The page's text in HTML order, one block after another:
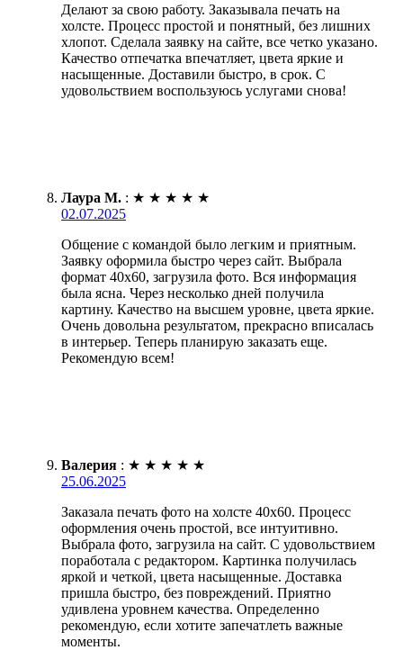
Делают за свою работу. Заказывала печать на
холсте. Процесс простой и понятный, без лишних
хлопот. Сделала заявку на сайте, все четко указано.
Качество отпечатка впечатляет, цвета яркие и
насыщенные. Доставили быстро, в срок. С
удовольствием воспользуюсь услугами снова!
Лаура М. : ★ ★ ★ ★ ★
02.07.2025
Общение с командой было легким и приятным.
Заявку оформила быстро через сайт. Выбрала
формат 40х60, загрузила фото. Вся информация
была ясна. Через несколько дней получила
картину. Качество на высшем уровне, цвета яркие.
Очень довольна результатом, прекрасно вписалась
в интерьер. Теперь планирую заказать еще.
Рекомендую всем!
Валерия : ★ ★ ★ ★ ★
25.06.2025
Заказала печать фото на холсте 40х60. Процесс
оформления очень простой, все интуитивно.
Выбрала фото, загрузила на сайт. С удовольствием
поработала с редактором. Картинка получилась
яркой и четкой, цвета насыщенные. Доставка
пришла быстро, без повреждений. Приятно
удивлена уровнем качества. Определенно
рекомендую, если хотите запечатлеть важные
моменты.